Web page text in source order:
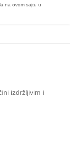
na ovom sajtu u
izdržljivim i